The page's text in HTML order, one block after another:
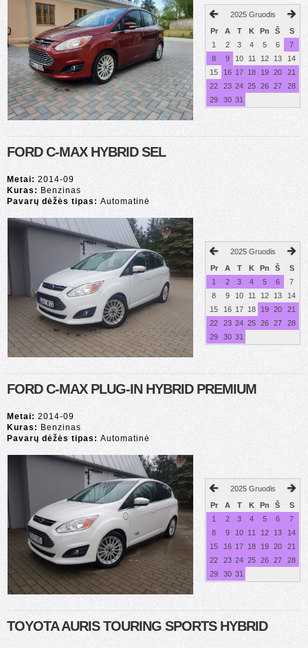
2025 Gruodis
Pr
A T K Pn Š
S
1
2 3 4 5 6
7
8
9 10 11 12 13
14
15
16 17 18 19 20
21
22
23 24 25 26 27
28
29
30 31
FORD C-MAX HYBRID SEL
Metai: 2014-09
Kuras: Benzinas
Pavarų dėžės tipas: Automatinė
2025 Gruodis
Pr
A T K Pn Š
S
1
2 3 4 5 6
7
8
9 10 11 12 13
14
15
16 17 18 19 20
21
22
23 24 25 26 27
28
29
30 31
FORD C-MAX PLUG-IN HYBRID PREMIUM
Metai: 2014-09
Kuras: Benzinas
Pavarų dėžės tipas: Automatinė
2025 Gruodis
Pr
A T K Pn Š
S
1
2 3 4 5 6
7
8
9 10 11 12 13
14
15
16 17 18 19 20
21
22
23 24 25 26 27
28
29
30 31
TOYOTA AURIS TOURING SPORTS HYBRID